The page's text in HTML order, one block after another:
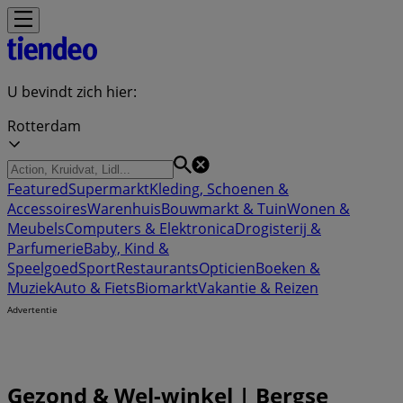
U bevindt zich hier:
Rotterdam
FeaturedSupermarktKleding, Schoenen &
AccessoiresWarenhuisBouwmarkt & TuinWonen &
MeubelsComputers & ElektronicaDrogisterij &
ParfumerieBaby, Kind &
SpeelgoedSportRestaurantsOpticienBoeken &
MuziekAuto & FietsBiomarktVakantie & Reizen
Advertentie
Gezond & Wel-winkel | Bergse